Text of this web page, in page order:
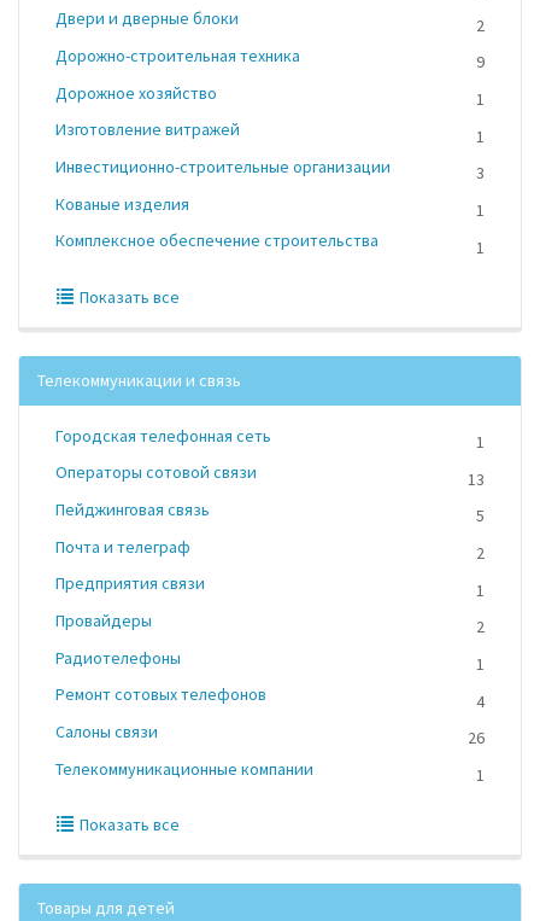
Двери и дверные блоки
2
Дорожно-строительная техника
9
Дорожное хозяйство
1
Изготовление витражей
1
Инвестиционно-строительные организации
3
Кованые изделия
1
Комплексное обеспечение строительства
1
Показать все
Телекоммуникации и связь
Городская телефонная сеть
1
Операторы сотовой связи
13
Пейджинговая связь
5
Почта и телеграф
2
Предприятия связи
1
Провайдеры
2
Радиотелефоны
1
Ремонт сотовых телефонов
4
Салоны связи
26
Телекоммуникационные компании
1
Показать все
Товары для детей